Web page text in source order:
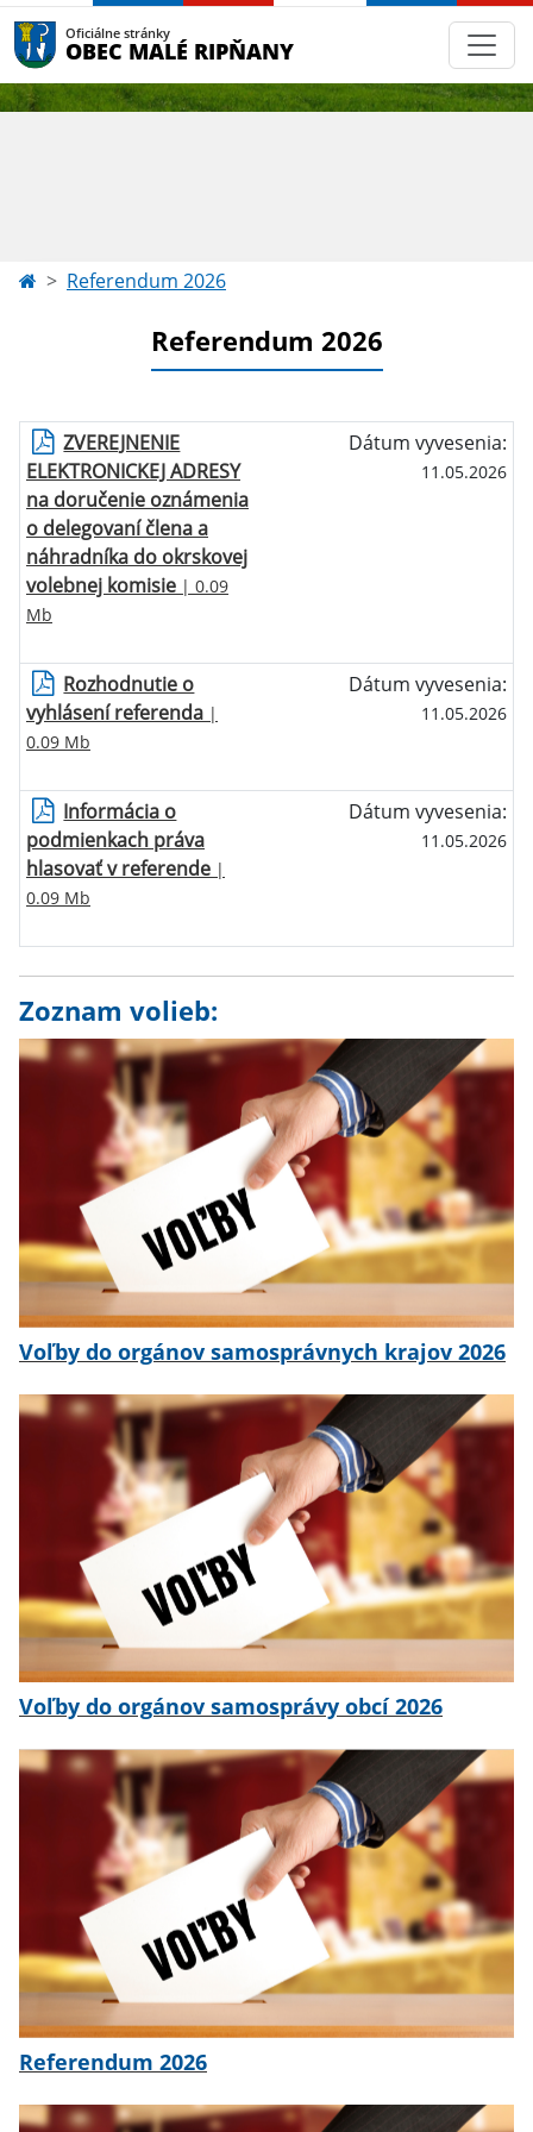
Oficiálne stránky
OBEC MALÉ RIPŇANY
Referendum 2026
Referendum 2026
ZVEREJNENIE
ELEKTRONICKEJ ADRESY
na doručenie oznámenia
o delegovaní člena a
náhradníka do okrskovej
volebnej komisie | 0.09
Mb
Dátum vyvesenia:
11.05.2026
Rozhodnutie o
vyhlásení referenda |
0.09 Mb
Dátum vyvesenia:
11.05.2026
Informácia o
podmienkach práva
hlasovať v referende |
0.09 Mb
Dátum vyvesenia:
11.05.2026
Zoznam volieb:
Voľby do orgánov samosprávnych krajov 2026
Voľby do orgánov samosprávy obcí 2026
Referendum 2026